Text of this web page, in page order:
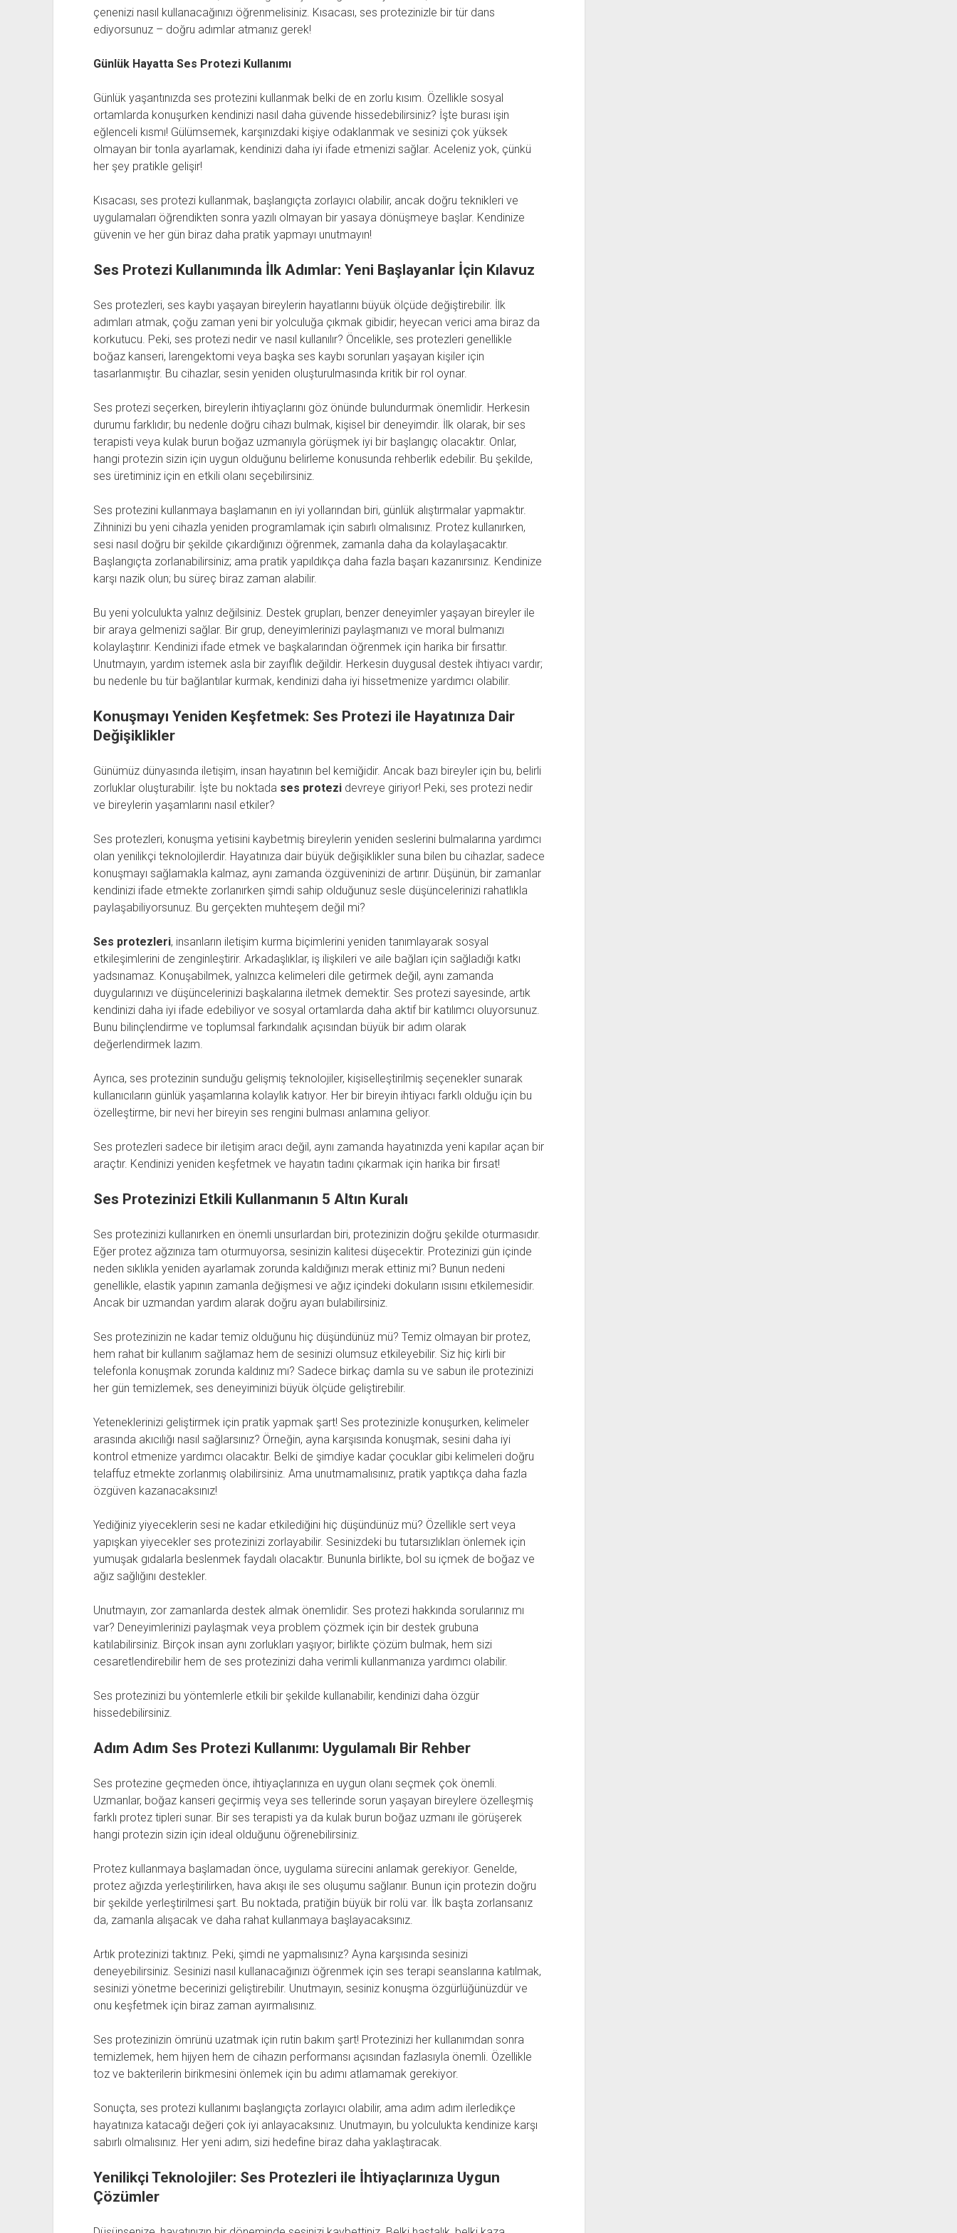
çenenizi nasıl kullanacağınızı öğrenmelisiniz. Kısacası, ses protezinizle bir tür dans
ediyorsunuz – doğru adımlar atmanız gerek!
Günlük Hayatta Ses Protezi Kullanımı
Günlük yaşantınızda ses protezini kullanmak belki de en zorlu kısım. Özellikle sosyal
ortamlarda konuşurken kendinizi nasıl daha güvende hissedebilirsiniz? İşte burası işin
eğlenceli kısmı! Gülümsemek, karşınızdaki kişiye odaklanmak ve sesinizi çok yüksek
olmayan bir tonla ayarlamak, kendinizi daha iyi ifade etmenizi sağlar. Aceleniz yok, çünkü
her şey pratikle gelişir!
Kısacası, ses protezi kullanmak, başlangıçta zorlayıcı olabilir, ancak doğru teknikleri ve
uygulamaları öğrendikten sonra yazılı olmayan bir yasaya dönüşmeye başlar. Kendinize
güvenin ve her gün biraz daha pratik yapmayı unutmayın!
Ses Protezi Kullanımında İlk Adımlar: Yeni Başlayanlar İçin Kılavuz
Ses protezleri, ses kaybı yaşayan bireylerin hayatlarını büyük ölçüde değiştirebilir. İlk
adımları atmak, çoğu zaman yeni bir yolculuğa çıkmak gibidir; heyecan verici ama biraz da
korkutucu. Peki, ses protezi nedir ve nasıl kullanılır? Öncelikle, ses protezleri genellikle
boğaz kanseri, larengektomi veya başka ses kaybı sorunları yaşayan kişiler için
tasarlanmıştır. Bu cihazlar, sesin yeniden oluşturulmasında kritik bir rol oynar.
Ses protezi seçerken, bireylerin ihtiyaçlarını göz önünde bulundurmak önemlidir. Herkesin
durumu farklıdır; bu nedenle doğru cihazı bulmak, kişisel bir deneyimdir. İlk olarak, bir ses
terapisti veya kulak burun boğaz uzmanıyla görüşmek iyi bir başlangıç olacaktır. Onlar,
hangi protezin sizin için uygun olduğunu belirleme konusunda rehberlik edebilir. Bu şekilde,
ses üretiminiz için en etkili olanı seçebilirsiniz.
Ses protezini kullanmaya başlamanın en iyi yollarından biri, günlük alıştırmalar yapmaktır.
Zihninizi bu yeni cihazla yeniden programlamak için sabırlı olmalısınız. Protez kullanırken,
sesi nasıl doğru bir şekilde çıkardığınızı öğrenmek, zamanla daha da kolaylaşacaktır.
Başlangıçta zorlanabilirsiniz; ama pratik yapıldıkça daha fazla başarı kazanırsınız. Kendinize
karşı nazik olun; bu süreç biraz zaman alabilir.
Bu yeni yolculukta yalnız değilsiniz. Destek grupları, benzer deneyimler yaşayan bireyler ile
bir araya gelmenizi sağlar. Bir grup, deneyimlerinizi paylaşmanızı ve moral bulmanızı
kolaylaştırır. Kendinizi ifade etmek ve başkalarından öğrenmek için harika bir fırsattır.
Unutmayın, yardım istemek asla bir zayıflık değildir. Herkesin duygusal destek ihtiyacı vardır;
bu nedenle bu tür bağlantılar kurmak, kendinizi daha iyi hissetmenize yardımcı olabilir.
Konuşmayı Yeniden Keşfetmek: Ses Protezi ile Hayatınıza Dair
Değişiklikler
Günümüz dünyasında iletişim, insan hayatının bel kemiğidir. Ancak bazı bireyler için bu, belirli
zorluklar oluşturabilir. İşte bu noktada ses protezidevreye giriyor! Peki, ses protezi nedir
ve bireylerin yaşamlarını nasıl etkiler?
Ses protezleri, konuşma yetisini kaybetmiş bireylerin yeniden seslerini bulmalarına yardımcı
olan yenilikçi teknolojilerdir. Hayatınıza dair büyük değişiklikler suna bilen bu cihazlar, sadece
konuşmayı sağlamakla kalmaz, aynı zamanda özgüveninizi de artırır. Düşünün, bir zamanlar
kendinizi ifade etmekte zorlanırken şimdi sahip olduğunuz sesle düşüncelerinizi rahatlıkla
paylaşabiliyorsunuz. Bu gerçekten muhteşem değil mi?
Ses protezleri, insanların iletişim kurma biçimlerini yeniden tanımlayarak sosyal
etkileşimlerini de zenginleştirir. Arkadaşlıklar, iş ilişkileri ve aile bağları için sağladığı katkı
yadsınamaz. Konuşabilmek, yalnızca kelimeleri dile getirmek değil, aynı zamanda
duygularınızı ve düşüncelerinizi başkalarına iletmek demektir. Ses protezi sayesinde, artık
kendinizi daha iyi ifade edebiliyor ve sosyal ortamlarda daha aktif bir katılımcı oluyorsunuz.
Bunu bilinçlendirme ve toplumsal farkındalık açısından büyük bir adım olarak
değerlendirmek lazım.
Ayrıca, ses protezinin sunduğu gelişmiş teknolojiler, kişiselleştirilmiş seçenekler sunarak
kullanıcıların günlük yaşamlarına kolaylık katıyor. Her bir bireyin ihtiyacı farklı olduğu için bu
özelleştirme, bir nevi her bireyin ses rengini bulması anlamına geliyor.
Ses protezleri sadece bir iletişim aracı değil, aynı zamanda hayatınızda yeni kapılar açan bir
araçtır. Kendinizi yeniden keşfetmek ve hayatın tadını çıkarmak için harika bir fırsat!
Ses Protezinizi Etkili Kullanmanın 5 Altın Kuralı
Ses protezinizi kullanırken en önemli unsurlardan biri, protezinizin doğru şekilde oturmasıdır.
Eğer protez ağzınıza tam oturmuyorsa, sesinizin kalitesi düşecektir. Protezinizi gün içinde
neden sıklıkla yeniden ayarlamak zorunda kaldığınızı merak ettiniz mi? Bunun nedeni
genellikle, elastik yapının zamanla değişmesi ve ağız içindeki dokuların ısısını etkilemesidir.
Ancak bir uzmandan yardım alarak doğru ayarı bulabilirsiniz.
Ses protezinizin ne kadar temiz olduğunu hiç düşündünüz mü? Temiz olmayan bir protez,
hem rahat bir kullanım sağlamaz hem de sesinizi olumsuz etkileyebilir. Siz hiç kirli bir
telefonla konuşmak zorunda kaldınız mı? Sadece birkaç damla su ve sabun ile protezinizi
her gün temizlemek, ses deneyiminizi büyük ölçüde geliştirebilir.
Yeteneklerinizi geliştirmek için pratik yapmak şart! Ses protezinizle konuşurken, kelimeler
arasında akıcılığı nasıl sağlarsınız? Örneğin, ayna karşısında konuşmak, sesini daha iyi
kontrol etmenize yardımcı olacaktır. Belki de şimdiye kadar çocuklar gibi kelimeleri doğru
telaffuz etmekte zorlanmış olabilirsiniz. Ama unutmamalısınız, pratik yaptıkça daha fazla
özgüven kazanacaksınız!
Yediğiniz yiyeceklerin sesi ne kadar etkilediğini hiç düşündünüz mü? Özellikle sert veya
yapışkan yiyecekler ses protezinizi zorlayabilir. Sesinizdeki bu tutarsızlıkları önlemek için
yumuşak gıdalarla beslenmek faydalı olacaktır. Bununla birlikte, bol su içmek de boğaz ve
ağız sağlığını destekler.
Unutmayın, zor zamanlarda destek almak önemlidir. Ses protezi hakkında sorularınız mı
var? Deneyimlerinizi paylaşmak veya problem çözmek için bir destek grubuna
katılabilirsiniz. Birçok insan aynı zorlukları yaşıyor; birlikte çözüm bulmak, hem sizi
cesaretlendirebilir hem de ses protezinizi daha verimli kullanmanıza yardımcı olabilir.
Ses protezinizi bu yöntemlerle etkili bir şekilde kullanabilir, kendinizi daha özgür
hissedebilirsiniz.
Adım Adım Ses Protezi Kullanımı: Uygulamalı Bir Rehber
Ses protezine geçmeden önce, ihtiyaçlarınıza en uygun olanı seçmek çok önemli.
Uzmanlar, boğaz kanseri geçirmiş veya ses tellerinde sorun yaşayan bireylere özelleşmiş
farklı protez tipleri sunar. Bir ses terapisti ya da kulak burun boğaz uzmanı ile görüşerek
hangi protezin sizin için ideal olduğunu öğrenebilirsiniz.
Protez kullanmaya başlamadan önce, uygulama sürecini anlamak gerekiyor. Genelde,
protez ağızda yerleştirilirken, hava akışı ile ses oluşumu sağlanır. Bunun için protezin doğru
bir şekilde yerleştirilmesi şart. Bu noktada, pratiğin büyük bir rolü var. İlk başta zorlansanız
da, zamanla alışacak ve daha rahat kullanmaya başlayacaksınız.
Artık protezinizi taktınız. Peki, şimdi ne yapmalısınız? Ayna karşısında sesinizi
deneyebilirsiniz. Sesinizi nasıl kullanacağınızı öğrenmek için ses terapi seanslarına katılmak,
sesinizi yönetme becerinizi geliştirebilir. Unutmayın, sesiniz konuşma özgürlüğünüzdür ve
onu keşfetmek için biraz zaman ayırmalısınız.
Ses protezinizin ömrünü uzatmak için rutin bakım şart! Protezinizi her kullanımdan sonra
temizlemek, hem hijyen hem de cihazın performansı açısından fazlasıyla önemli. Özellikle
toz ve bakterilerin birikmesini önlemek için bu adımı atlamamak gerekiyor.
Sonuçta, ses protezi kullanımı başlangıçta zorlayıcı olabilir, ama adım adım ilerledikçe
hayatınıza katacağı değeri çok iyi anlayacaksınız. Unutmayın, bu yolculukta kendinize karşı
sabırlı olmalısınız. Her yeni adım, sizi hedefine biraz daha yaklaştıracak.
Yenilikçi Teknolojiler: Ses Protezleri ile İhtiyaçlarınıza Uygun
Çözümler